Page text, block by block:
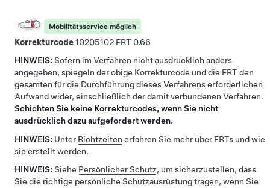
Mobilitätsservice möglich
Korrekturcode10205102
0.66
HINWEIS: Sofern im Verfahren nicht ausdrücklich anders
angegeben, spiegeln der obige Korrekturcode und die FRT den
gesamten für die Durchführung dieses Verfahrens erforderlichen
Aufwand wider, einschließlich der damit verbundenen Verfahren.
Schichten Sie keine Korrekturcodes, wenn Sie nicht
ausdrücklich dazu aufgefordert werden.
HINWEIS: Unter Richtzeiten erfahren Sie mehr über FRTs und wie
sie erstellt werden.
HINWEIS: Siehe Persönlicher Schutz, um sicherzustellen, dass
Sie die richtige persönliche Schutzausrüstung tragen, wenn Sie